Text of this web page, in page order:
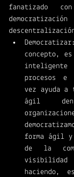
fanatizado
concepto,
inteligente
procesos e
vez ayuda a
ágil
forma ágil
de la
visibilidad
haciendo,